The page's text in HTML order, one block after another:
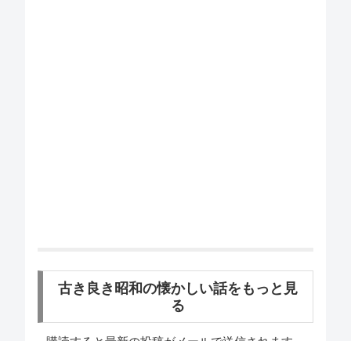
古き良き昭和の懐かしい話をもっと見
る